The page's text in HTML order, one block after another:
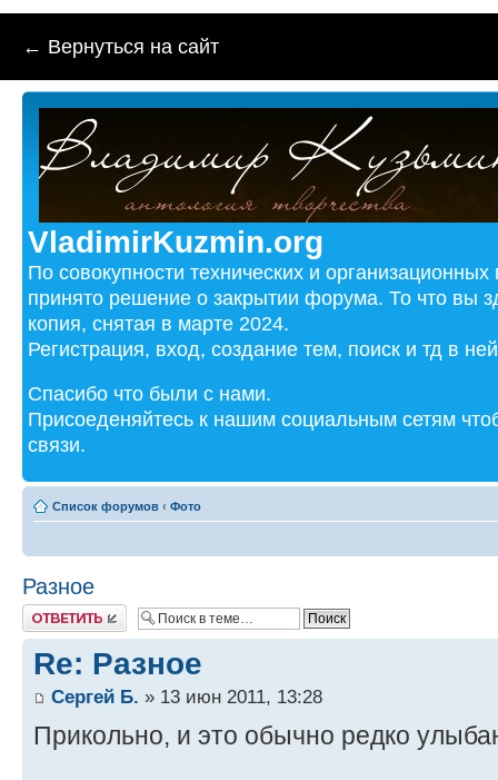
← Вернуться на сайт
VladimirKuzmin.org
По совокупности технических и
принято решение о закрытии форума. То что вы
копия, снятая в марте 2024.
Регистрация, вход, создание тем, поиск и тд в
Спасибо что были с нами.
Присоеденяйтесь к нашим социальным сетям
связи.
Список форумов ‹ Фото
Разное
Ответить
Re: Разное
Сергей Б. » 13 июн 2011, 13:28
Прикольно, и это обычно редко